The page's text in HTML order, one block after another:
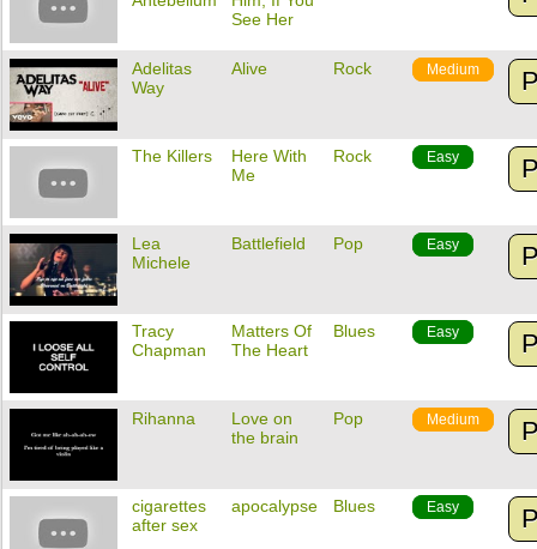
See Her
Adelitas
Way
Alive Rock Medium
The Killers
Here With
Me
Rock Easy
Lea
Michele
Battlefield Pop Easy
Tracy
Chapman
Matters Of
The Heart
Blues Easy
Rihanna
Love on
the brain
Pop Medium
cigarettes
after sex
apocalypse Blues Easy